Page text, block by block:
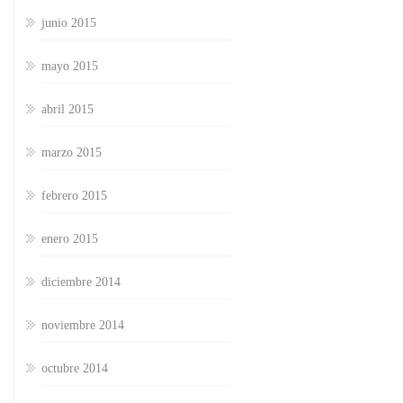
junio 2015
mayo 2015
abril 2015
marzo 2015
febrero 2015
enero 2015
diciembre 2014
noviembre 2014
octubre 2014